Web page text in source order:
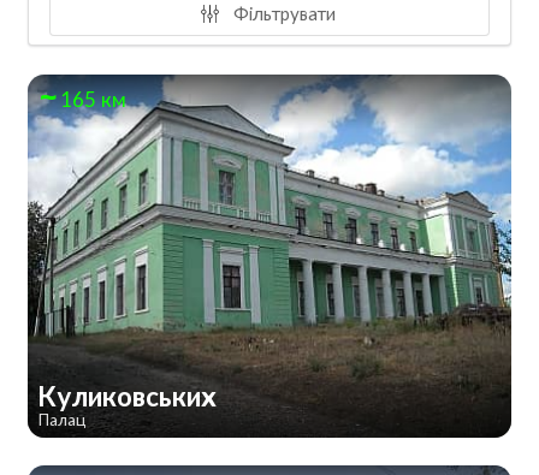
Фільтрувати
165 км
Куликовських
Палац